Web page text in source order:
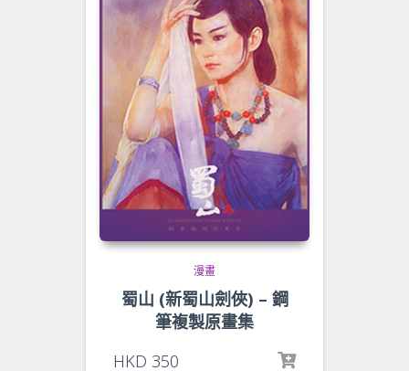
漫畫
蜀山 (新蜀山劍俠) – 鋼
筆複製原畫集
HKD 350